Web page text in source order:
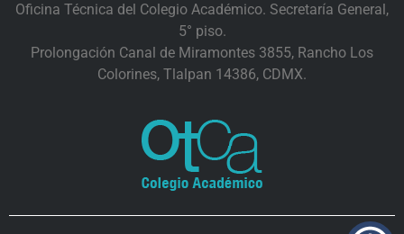
Oficina Técnica del Colegio Académico. Secretaría General,
5° piso.
Prolongación Canal de Miramontes 3855, Rancho Los
Colorines, Tlalpan 14386, CDMX.